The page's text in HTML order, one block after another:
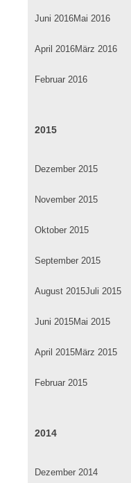
Juni 2016Mai 2016
April 2016März 2016
Februar 2016
2015
Dezember 2015
November 2015
Oktober 2015
September 2015
August 2015Juli 2015
Juni 2015Mai 2015
April 2015März 2015
Februar 2015
2014
Dezember 2014